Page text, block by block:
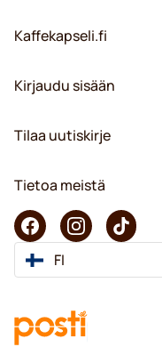
Kaffekapseli.fi
Kirjaudu sisään
Tilaa uutiskirje
Tietoa meistä
FI